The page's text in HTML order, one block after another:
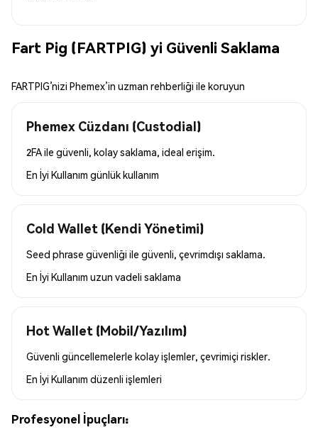
Fart Pig (FARTPIG) yi Güvenli Saklama
FARTPIG’nizi Phemex’in uzman rehberliği ile koruyun
Phemex Cüzdanı (Custodial)
2FA ile güvenli, kolay saklama, ideal erişim.
En İyi Kullanım günlük kullanım
Cold Wallet (Kendi Yönetimi)
Seed phrase güvenliği ile güvenli, çevrimdışı saklama.
En İyi Kullanım uzun vadeli saklama
Hot Wallet (Mobil/Yazılım)
Güvenli güncellemelerle kolay işlemler, çevrimiçi riskler.
En İyi Kullanım düzenli işlemleri
Profesyonel İpuçları: